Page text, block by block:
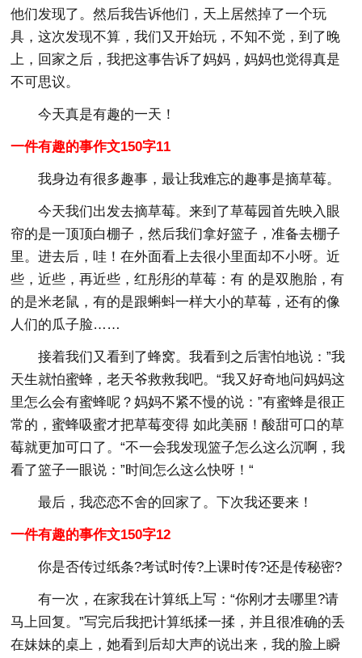
他们发现了。然后我告诉他们，天上居然掉了一个玩
具，这次发现不算，我们又开始玩，不知不觉，到了晚
上，回家之后，我把这事告诉了妈妈，妈妈也觉得真是
不可思议。
今天真是有趣的一天！
一件有趣的事作文150字11
我身边有很多趣事，最让我难忘的趣事是摘草莓。
今天我们出发去摘草莓。来到了草莓园首先映入眼
帘的是一顶顶白棚子，然后我们拿好篮子，准备去棚子
里。进去后，哇！在外面看上去很小里面却不小呀。近
些，近些，再近些，红彤彤的草莓：有 的是双胞胎，有
的是米老鼠，有的是跟蝌蚪一样大小的草莓，还有的像
人们的瓜子脸……
接着我们又看到了蜂窝。我看到之后害怕地说：”我
天生就怕蜜蜂，老天爷救救我吧。“我又好奇地问妈妈这
里怎么会有蜜蜂呢？妈妈不紧不慢的说：”有蜜蜂是很正
常的，蜜蜂吸蜜才把草莓变得 如此美丽！酸甜可口的草
莓就更加可口了。“不一会我发现篮子怎么这么沉啊，我
看了篮子一眼说：”时间怎么这么快呀！“
最后，我恋恋不舍的回家了。下次我还要来！
一件有趣的事作文150字12
你是否传过纸条?考试时传?上课时传?还是传秘密?
有一次，在家我在计算纸上写：“你刚才去哪里?请
马上回复。”写完后我把计算纸揉一揉，并且很准确的丢
在妹妹的桌上，她看到后却大声的说出来，我的脸上瞬